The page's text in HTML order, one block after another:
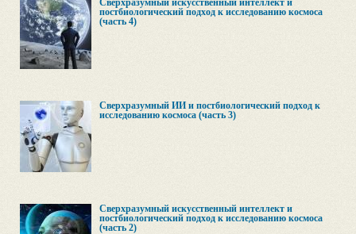
Сверхразумный искусственный интеллект и
постбиологический подход к исследованию космоса
(часть 4)
Сверхразумный ИИ и постбиологический подход к
исследованию космоса (часть 3)
Сверхразумный искусственный интеллект и
постбиологический подход к исследованию космоса
(часть 2)